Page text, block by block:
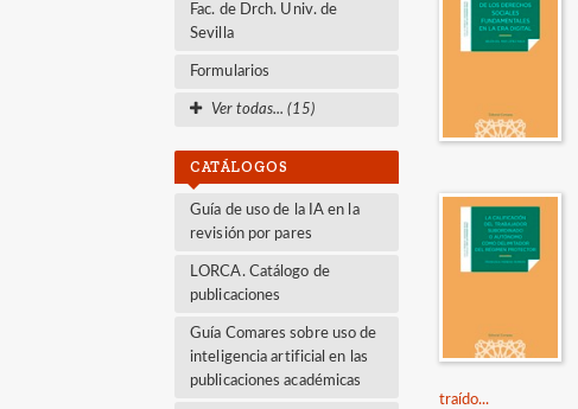
Fac. de Drch. Univ. de
Sevilla
Formularios
Ver todas... (15)
CATÁLOGOS
Guía de uso de la IA en la
revisión por pares
LORCA. Catálogo de
publicaciones
Guía Comares sobre uso de
inteligencia artificial en las
publicaciones académicas
traído...